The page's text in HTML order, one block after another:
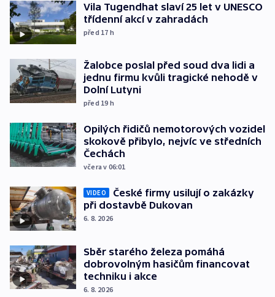
Vila Tugendhat slaví 25 let v UNESCO
třídenní akcí v zahradách
před 17 h
Žalobce poslal před soud dva lidi a
jednu firmu kvůli tragické nehodě v
Dolní Lutyni
před 19 h
Opilých řidičů nemotorových vozidel
skokově přibylo, nejvíc ve středních
Čechách
včera v 06:01
VIDEO
České firmy usilují o zakázky
při dostavbě Dukovan
6. 8. 2026
Sběr starého železa pomáhá
dobrovolným hasičům financovat
techniku i akce
6. 8. 2026